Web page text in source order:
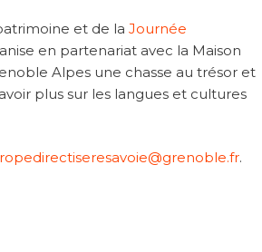
et de la Journée
en partenariat avec la Maison
Alpes une chasse au trésor et
plus sur les langues et cultures
.